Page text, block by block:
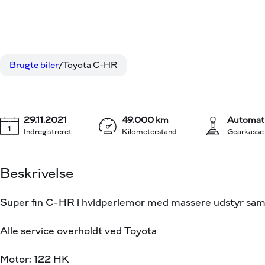
1,8 Hybrid C-LUB Premium Multidrive S 122HK 5d Aut.
Brugte biler Toyota C-HR
Indregistreret
29.11.2021
Kilometerstand
49.000 km
Gearkasse
Beskrivelse
Super fin C-HR i hvidperlemor med massere udstyr
Alle service overholdt ved Toyota
Motor: 122 HK